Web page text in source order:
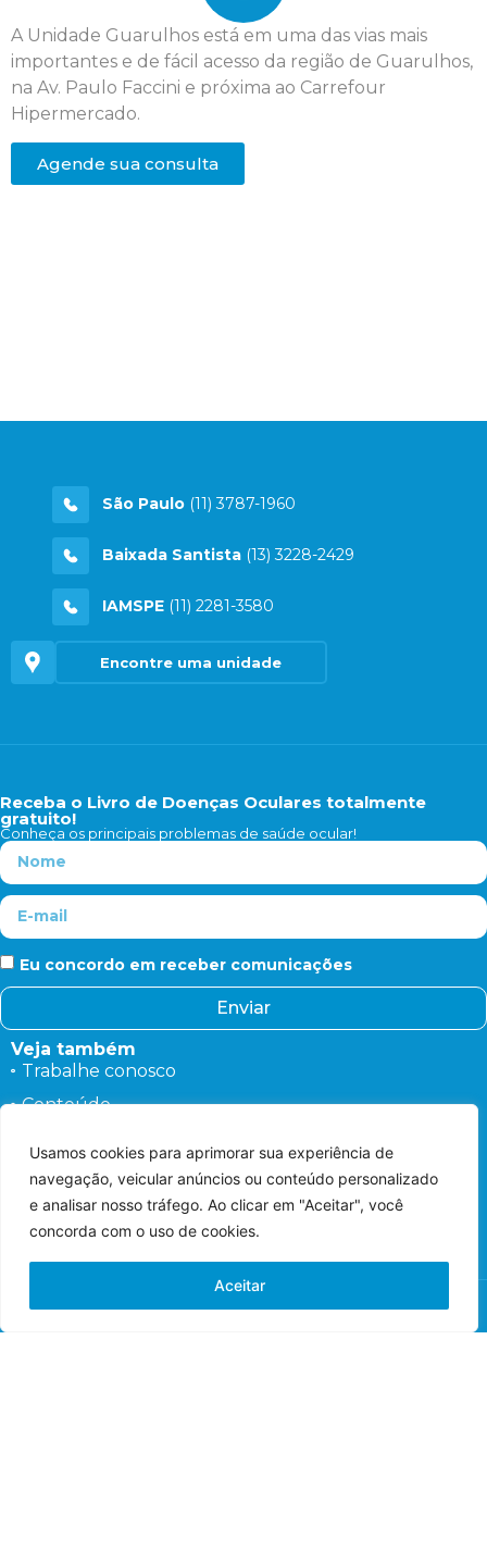
Usamos cookies para aprimorar sua experiência de
navegação, veicular anúncios ou conteúdo personalizado
e analisar nosso tráfego. Ao clicar em "Aceitar", você
concorda com o uso de cookies.
Aceitar
A Unidade Guarulhos está em uma das vias mais
importantes e de fácil acesso da região de Guarulhos,
na Av. Paulo Faccini e próxima ao Carrefour
Hipermercado.
Agende sua consulta
São Paulo (11) 3787-1960
Baixada Santista (13) 3228-2429
IAMSPE (11) 2281-3580
Encontre uma unidade
Receba o Livro de Doenças Oculares totalmente
gratuito!
Conheça os principais problemas de saúde ocular!
Eu concordo em receber comunicações
Enviar
Veja também
Trabalhe conosco
Conteúdo
Fale conosco
Orientações ao Paciente